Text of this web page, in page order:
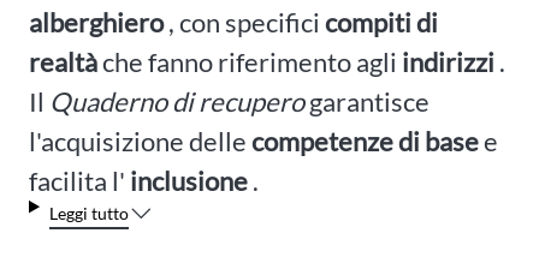
alberghiero, con specificicompiti di
realtàche fanno riferimento agli indirizzi .
Il Quaderno di recuperogarantisce
l'acquisizione dellecompetenze di basee
facilita l' inclusione.
Leggi tutto